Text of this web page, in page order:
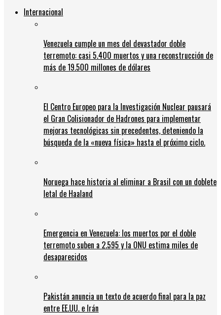
Internacional
Venezuela cumple un mes del devastador doble
terremoto: casi 5.400 muertos y una reconstrucción de
más de 19.500 millones de dólares
El Centro Europeo para la Investigación Nuclear pausará
el Gran Colisionador de Hadrones para implementar
mejoras tecnológicas sin precedentes, deteniendo la
búsqueda de la «nueva física» hasta el próximo ciclo.
Noruega hace historia al eliminar a Brasil con un doblete
letal de Haaland
Emergencia en Venezuela: los muertos por el doble
terremoto suben a 2.595 y la ONU estima miles de
desaparecidos
Pakistán anuncia un texto de acuerdo final para la paz
entre EE.UU. e Irán